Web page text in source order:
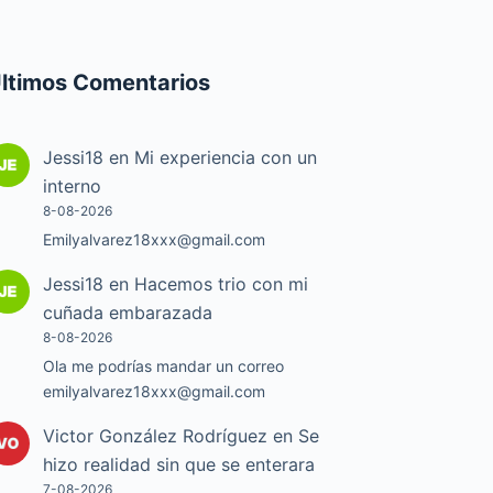
Comentarios
Jessi18 en Mi experiencia con un
interno
8-08-2026
Emilyalvarez18xxx@gmail.com
Jessi18 en Hacemos trio con mi
cuñada embarazada
8-08-2026
Ola me podrías mandar un correo
emilyalvarez18xxx@gmail.com
Victor González Rodríguez en Se
hizo realidad sin que se enterara
7-08-2026